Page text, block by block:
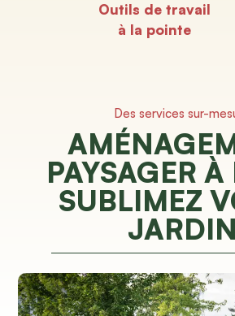
Outils de travail
à la pointe
Des services sur-
PAYSAGER À
SUBLIMEZ
JARDIN